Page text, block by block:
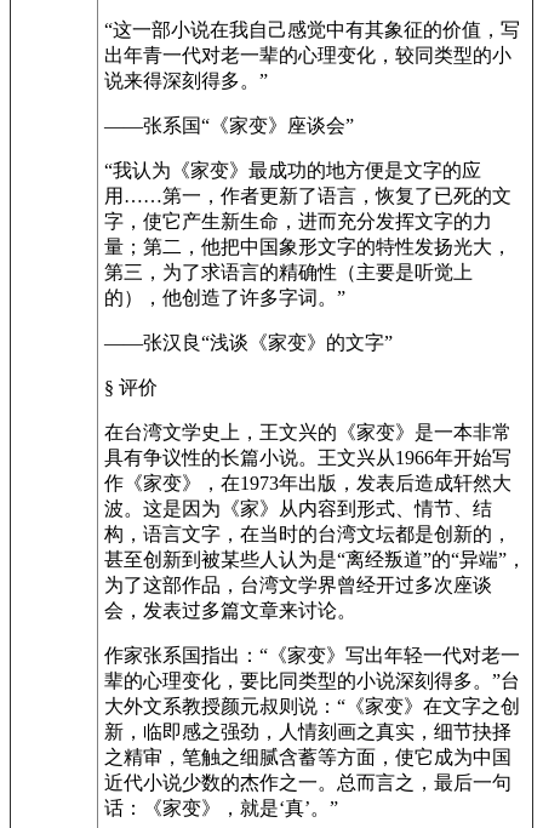
“这一部小说在我自己感觉中有其象征的价值，写
出年青一代对老一辈的心理变化，较同类型的小
说来得深刻得多。”
——张系国“《家变》座谈会”
“我认为《家变》最成功的地方便是文字的应
用……第一，作者更新了语言，恢复了已死的文
字，使它产生新生命，进而充分发挥文字的力
量；第二，他把中国象形文字的特性发扬光大，
第三，为了求语言的精确性（主要是听觉上
的），他创造了许多字词。”
——张汉良“浅谈《家变》的文字”
§ 评价
在台湾文学史上，王文兴的《家变》是一本非常
具有争议性的长篇小说。王文兴从1966年开始写
作《家变》，在1973年出版，发表后造成轩然大
波。这是因为《家》从内容到形式、情节、结
构，语言文字，在当时的台湾文坛都是创新的，
甚至创新到被某些人认为是“离经叛道”的“异端”，
为了这部作品，台湾文学界曾经开过多次座谈
会，发表过多篇文章来讨论。
作家张系国指出：“《家变》写出年轻一代对老一
辈的心理变化，要比同类型的小说深刻得多。”台
大外文系教授颜元叔则说：“《家变》在文字之创
新，临即感之强劲，人情刻画之真实，细节抉择
之精审，笔触之细腻含蓄等方面，使它成为中国
近代小说少数的杰作之一。总而言之，最后一句
话：《家变》，就是‘真’。”